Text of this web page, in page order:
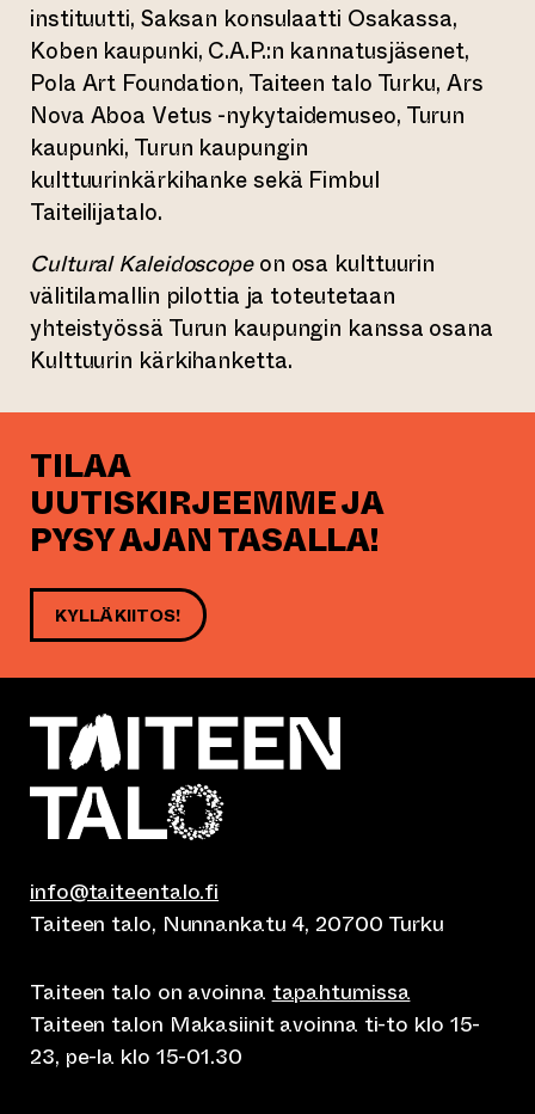
instituutti, Saksan konsulaatti Osakassa,
Koben kaupunki, C.A.P.:n kannatusjäsenet,
Pola Art Foundation, Taiteen talo Turku, Ars
Nova Aboa Vetus -nykytaidemuseo, Turun
kaupunki, Turun kaupungin
kulttuurinkärkihanke sekä Fimbul
Taiteilijatalo.
Cultural Kaleidoscopeon osa kulttuurin
välitilamallin pilottia ja toteutetaan
yhteistyössä Turun kaupungin kanssa osana
Kulttuurin kärkihanketta.
TILAA
UUTISKIRJEEMME JA
PYSY AJAN TASALLA!
KYLLÄ KIITOS!
info@taiteentalo.fi
Taiteen talo, Nunnankatu 4, 20700 Turku
Taiteen talo on avoinna tapahtumissa
Taiteen talon Makasiinit avoinna ti-to klo 15-
23, pe-la klo 15-01.30